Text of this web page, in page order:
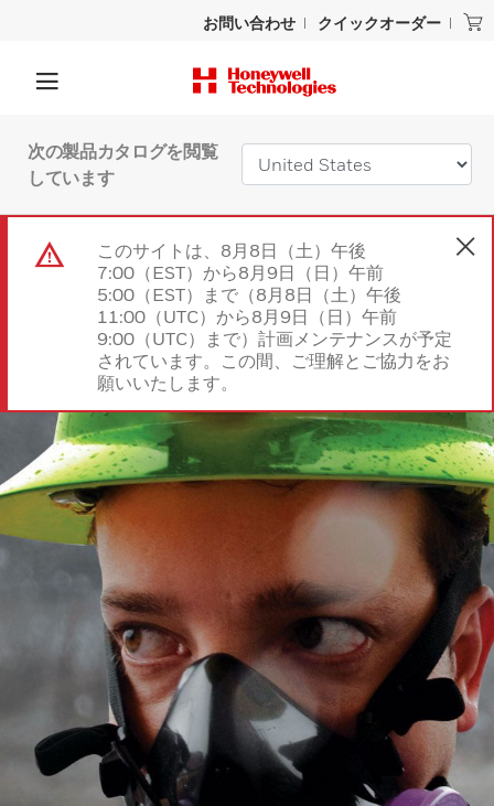
お問い合わせ クイックオーダー
次の製品カタログを閲覧
しています
このサイトは、8月8日（土）午後
7:00（EST）から8月9日（日）午前
5:00（EST）まで（8月8日（土）午後
11:00（UTC）から8月9日（日）午前
9:00（UTC）まで）計画メンテナンスが予定
されています。この間、ご理解とご協力をお
願いいたします。